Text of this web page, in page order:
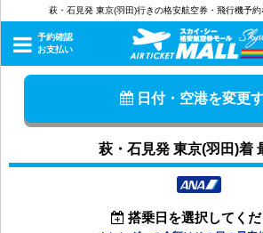
萩・石見発 東京(羽田)行きの格安航空券・飛行機予
予約確認
お支払い
日付・空港を変更
萩・石見発 東京(羽田)着
搭乗日を選択してくだ